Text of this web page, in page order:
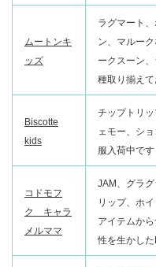
ムートンキ
ッズ
ラグマート
ン、マルー
ークスーン
種取り揃えて
Biscotte
kids
チップトリ
ェモー、シ
服入荷中です
コドモフ
ク キャラ
メルママ
JAM、グラ
リップ、ホ
アイテムか
性を生かした